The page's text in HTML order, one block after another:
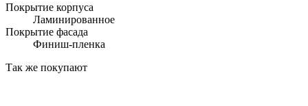
Покрытие корпуса
Ламинированное
Покрытие фасада
Финиш-пленка
Так же покупают